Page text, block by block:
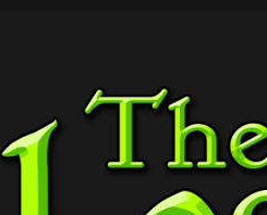
Lost
Dungeon